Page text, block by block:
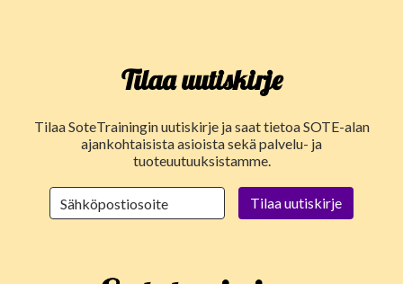
Tilaa uutiskirje
Tilaa SoteTrainingin uutiskirje ja saat tietoa SOTE-alan
ajankohtaisista asioista sekä palvelu- ja
tuoteuutuuksistamme.